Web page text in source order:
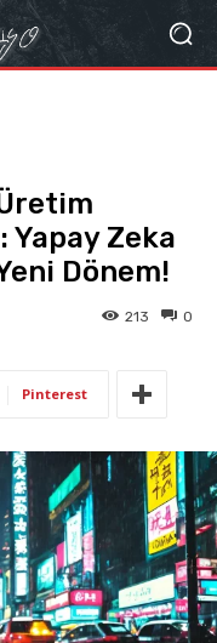
Yapay Zeka
Dönem!
0
213
Pinterest